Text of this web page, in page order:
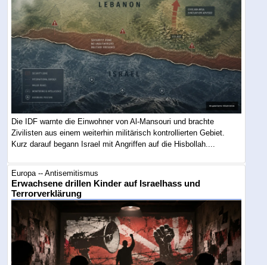
Die IDF warnte die Einwohner von Al-Mansouri und brachte
Zivilisten aus einem weiterhin militärisch kontrollierten Gebiet.
Kurz darauf begann Israel mit Angriffen auf die Hisbollah....
Europa -- Antisemitismus
Erwachsene drillen Kinder auf Israelhass und
Terrorverklärung